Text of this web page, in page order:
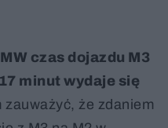
czas dojazdu M3
minut wydaje się
zauważyć, że zdaniem